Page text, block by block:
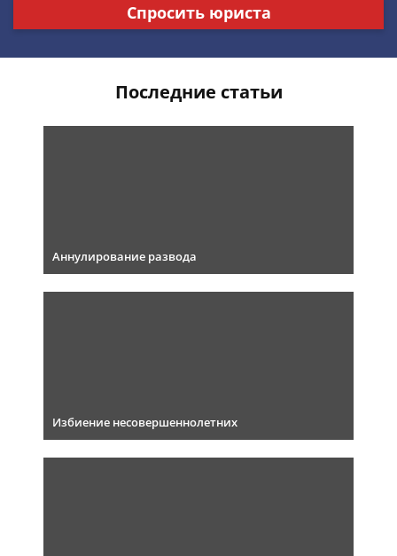
Спросить юриста
Последние статьи
Аннулирование развода
Избиение несовершеннолетних